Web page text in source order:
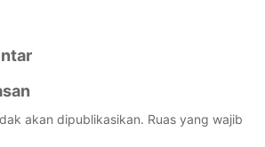
akan dipublikasikan. Ruas yang wajib